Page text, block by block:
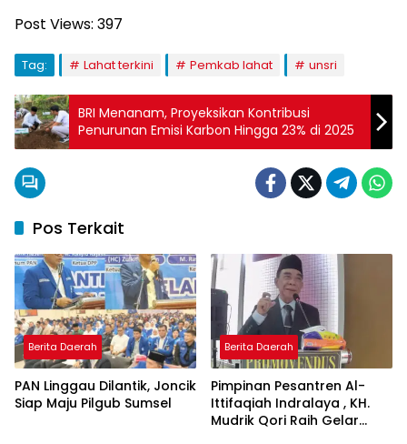
Post Views: 397
Tag: Lahat terkini Pemkab lahat unsri
BRI Menanam, Proyeksikan Kontribusi
Penurunan Emisi Karbon Hingga 23% di 2025
Pos Terkait
Berita Daerah
PAN Linggau Dilantik, Joncik
Siap Maju Pilgub Sumsel
Berita Daerah
Pimpinan Pesantren Al-
Ittifaqiah Indralaya , KH.
Mudrik Qori Raih Gelar